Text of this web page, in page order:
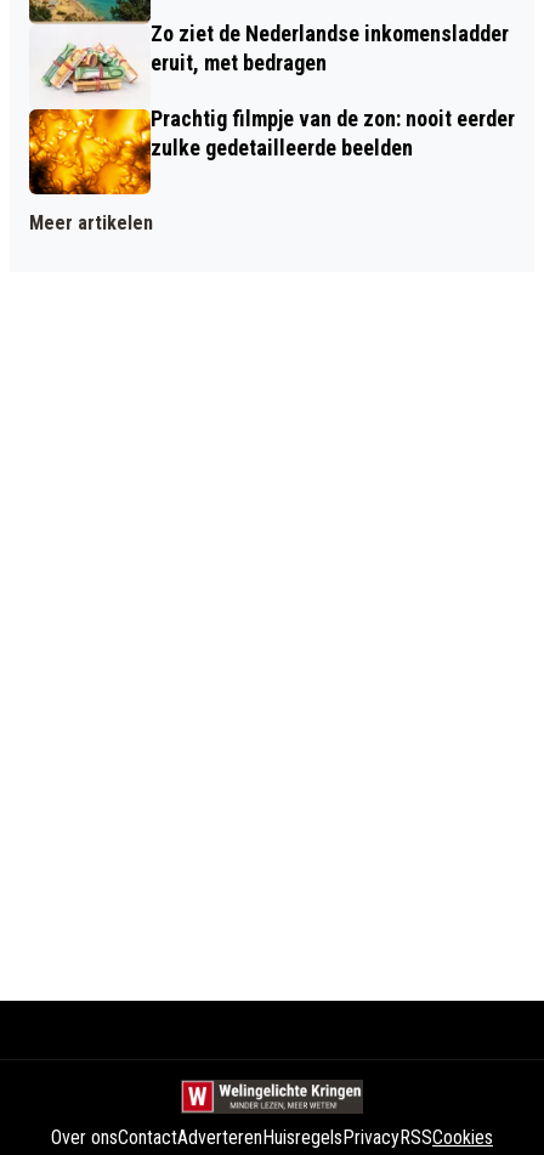
Zo ziet de Nederlandse inkomensladder
eruit, met bedragen
Prachtig filmpje van de zon: nooit eerder
zulke gedetailleerde beelden
Meer artikelen
Over onsContactAdverterenHuisregelsPrivacyRSSCookies